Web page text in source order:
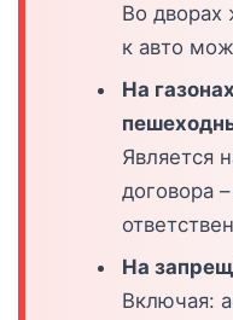
Во дворах
к авто
На
Является
договора
На
Включая: